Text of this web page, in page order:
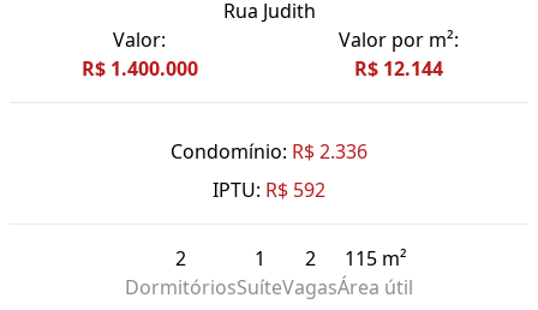
Rua Judith
Valor:
R$ 1.400.000
Valor por m²:
R$ 12.144
Condomínio: R$ 2.336
IPTU: R$ 592
2
Dormitórios
1
Suíte
2
Vagas
115 m²
Área útil